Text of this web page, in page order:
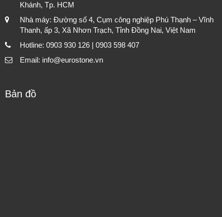
Khánh, Tp. HCM
Nhà máy: Đường số 4, Cụm công nghiệp Phú Thạnh – Vĩnh
Thanh, ấp 3, Xã Nhơn Trạch, Tỉnh Đồng Nai, Việt Nam
Hotline: 0903 930 126 | 0903 598 407
Email: info@eurostone.vn
Bản đồ